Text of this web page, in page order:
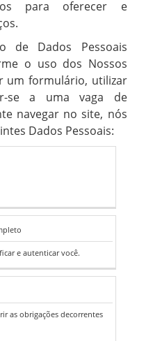
para oferecer e
Dados Pessoais
o uso dos Nossos
um formulário, utilizar
se a uma vaga de
navegar no site, nós
Dados Pessoais:
e autenticar você.
as obrigações decorrentes